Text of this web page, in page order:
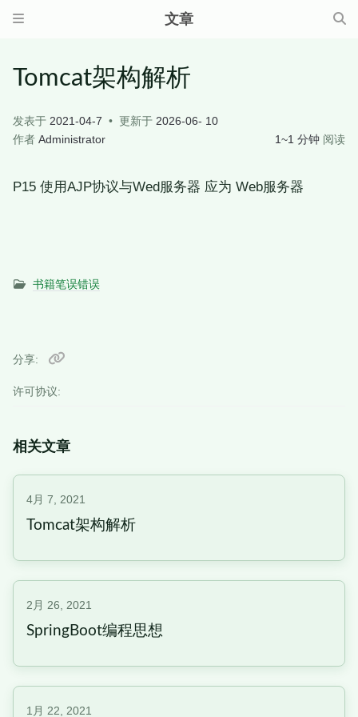
文章
Tomcat架构解析
发表于 2021-04-7 更新于 2026-06- 10
作者 Administrator 1~1 分钟 阅读
P15 使用AJP协议与Wed服务器 应为 Web服务器
书籍笔误错误
许可协议:
分享
相关文章
4月 7, 2021
Tomcat架构解析
2月 26, 2021
SpringBoot编程思想
1月 22, 2021